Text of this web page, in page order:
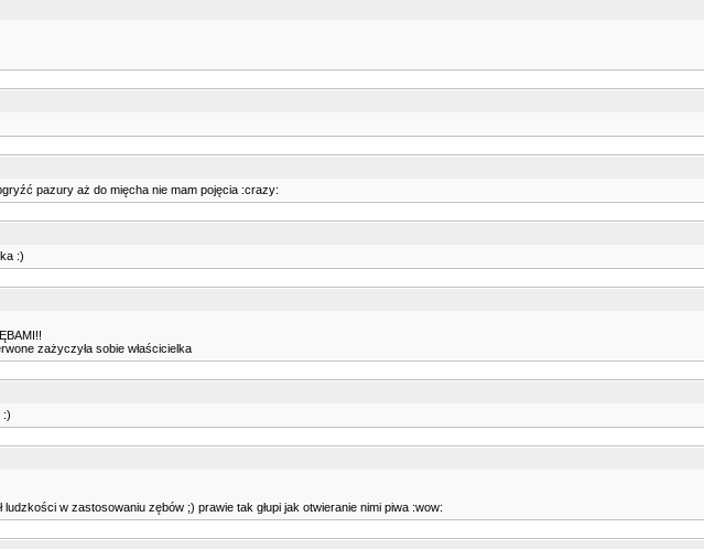
pazury aż do mięcha nie mam pojęcia :crazy:
:)
zażyczyła sobie właścicielka
:)
w zastosowaniu zębów ;) prawie tak głupi jak otwieranie nimi piwa :wow: